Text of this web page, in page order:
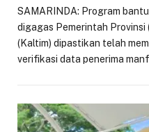
SAMARINDA: Program
digagas Pemerintah Provinsi
(Kaltim) dipastikan telah
verifikasi data penerima